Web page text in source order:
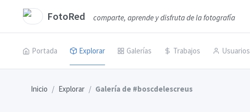
FotoRed comparte, aprende y disfruta de la fotografía
Portada Explorar Galerías Trabajos Usuarios
Inicio Explorar Galería de #boscdelescreus